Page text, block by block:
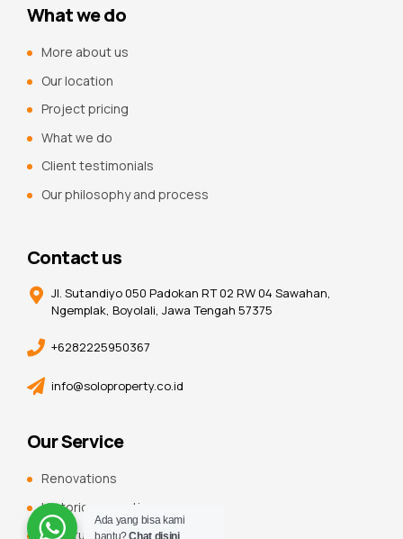
What we do
More about us
Our location
Project pricing
What we do
Client testimonials
Our philosophy and process
Contact us
Jl. Sutandiyo 050 Padokan RT 02 RW 04 Sawahan,
Ngemplak, Boyolali, Jawa Tengah 57375
+6282225950367
info@soloproperty.co.id
Our Service
Renovations
Historic renovations
Constuction additions
Ada yang bisa kami
bantu?Chat disini